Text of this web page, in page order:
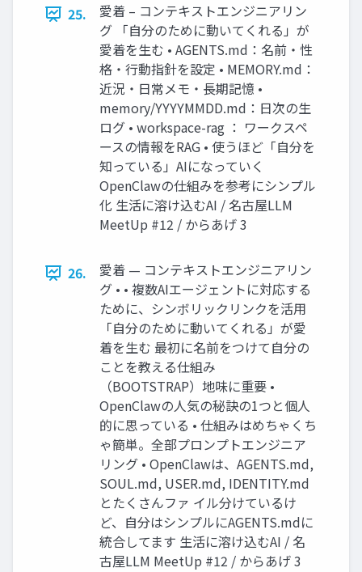
25.
愛着 – コンテキストエンジニアリン
グ 「自分のために動いてくれる」が
愛着を生む • AGENTS.md：名前・性
格・行動指針を設定 • MEMORY.md：
近況・日常メモ・長期記憶 •
memory/YYYYMMDD.md：日次の生
ログ • workspace-rag ： ワークスペ
ースの情報をRAG • 使うほど「自分を
知っている」AIになっていく
OpenClawの仕組みを参考にシンプル
化 生活に溶け込むAI / 名古屋LLM
MeetUp #12 / からあげ 3
26.
愛着 — コンテキストエンジニアリン
グ • • 複数AIエージェントに対応する
ために、シンボリックリンクを活用
「自分のために動いてくれる」が愛
着を生む 最初に名前をつけて自分の
ことを教える仕組み
（BOOTSTRAP）地味に重要 •
OpenClawの人気の秘訣の1つと個人
的に思っている • 仕組みはめちゃくち
ゃ簡単。全部プロンプトエンジニア
リング • OpenClawは、AGENTS.md,
SOUL.md, USER.md, IDENTITY.md
とたくさんファ イル分けているけ
ど、自分はシンプルにAGENTS.mdに
統合してます 生活に溶け込むAI / 名
古屋LLM MeetUp #12 / からあげ 3